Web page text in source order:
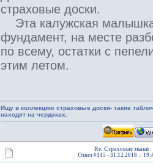
страховые доски.
Эта калужская
фундамент, на месте
по всему, остатки с
этим летом.
Ищу в коллекцию страховые доски- такие
находят на чердаках.
Re: Страховые знаки
Ответ #145 -31.12.2018 ::